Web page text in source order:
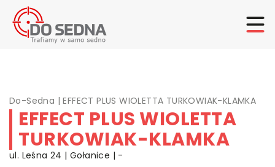
Do-Sedna |EFFECT PLUS WIOLETTA TURKOWIAK-KLAMKA
EFFECT PLUS WIOLETTA
TURKOWIAK-KLAMKA
ul. Leśna 24 | Gołanice | -